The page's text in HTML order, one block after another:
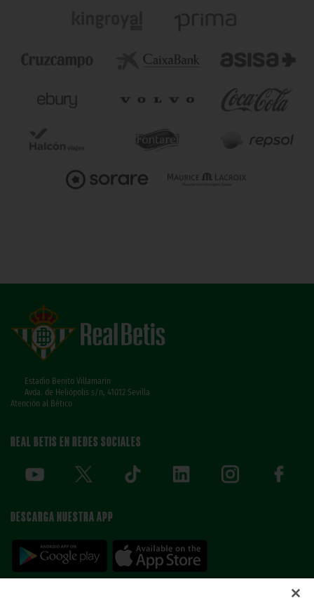
Estadio Benito Villamarín
Avda. de Heliópolis s/n, 41012 Sevilla
Atención al Bético
REAL BETIS EN REDES SOCIALES
DESCARGA NUESTRA APP